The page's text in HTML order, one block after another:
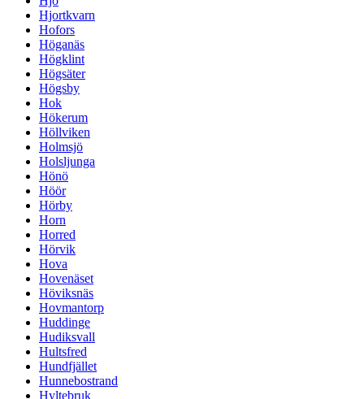
Hjortkvarn
Hofors
Höganäs
Högklint
Högsäter
Högsby
Hok
Hökerum
Höllviken
Holmsjö
Holsljunga
Hönö
Höör
Hörby
Horn
Horred
Hörvik
Hova
Hovenäset
Höviksnäs
Hovmantorp
Huddinge
Hudiksvall
Hultsfred
Hundfjället
Hunnebostrand
Hyltebruk